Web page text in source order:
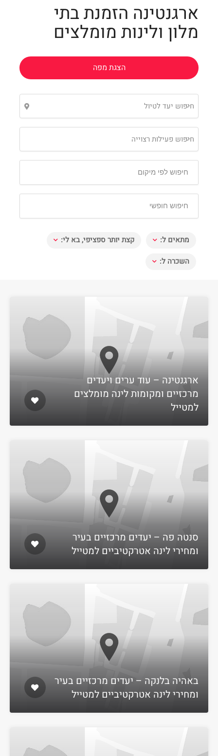
ארגנטינה הזמנת בתי
מלון ולינות מומלצים
הצגת מפה
חיפוש יעד לטיול
חיפוש פעילות רצוייה
מתאים ל:
קצת יותר ספציפי, בא לי:
השכרה ל:
ארגנטינה – עוד ערים ויעדים
מרכזיים ומקומות לינה מומלצים
למטייל
סנטה פה – יעדים מרכזיים בעיר
ומחירי לינה אטרקטיביים למטייל
באהיה בלנקה – יעדים מרכזיים בעיר
ומחירי לינה אטרקטיביים למטייל